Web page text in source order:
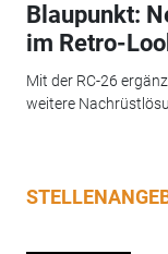
Blaupunkt:
im Retro-
Mit der RC-26
weitere